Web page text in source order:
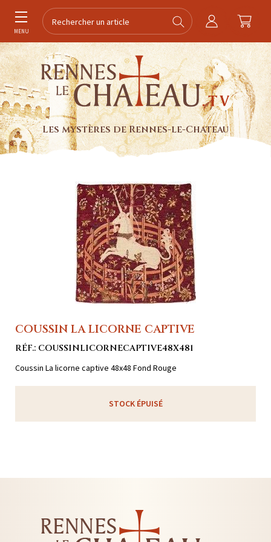
MENU
Les mystères de Rennes-le-Chateau
COUSSIN LA LICORNE CAPTIVE
RÉF.: COUSSINLICORNECAPTIVE48X481
Coussin La licorne captive 48x48 Fond Rouge
STOCK ÉPUISÉ